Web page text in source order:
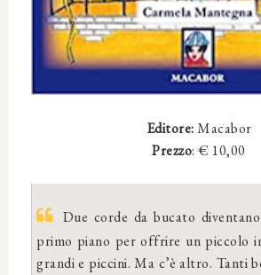
Editore:Macabor
Prezzo: € 10,00
Due corde da bucato
primo piano per offrire un piccolo
grandi e piccini. Ma c’è altro. Tanti